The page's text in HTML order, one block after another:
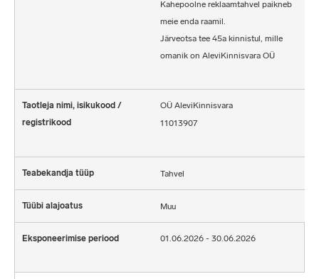
Kahepoolne reklaamtahvel paikneb
meie enda raamil.
Järveotsa tee 45a kinnistul, mille
omanik on AleviKinnisvara OÜ
OÜ AleviKinnisvara
11013907
Tahvel
Muu
01.06.2026 - 30.06.2026